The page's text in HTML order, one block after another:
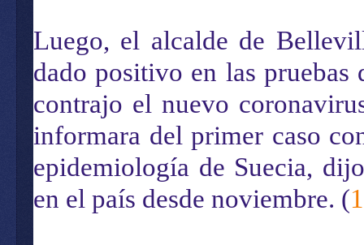
Luego, el alcalde de
dado positivo en las pruebas
contrajo el nuevo
informara del primer caso
epidemiología de Suecia,
en el país desde noviembre. (